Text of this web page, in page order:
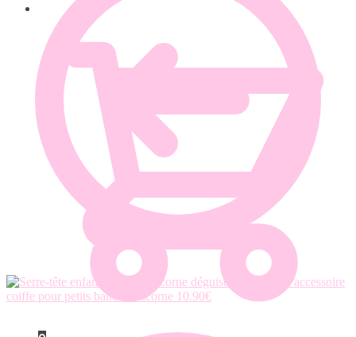
€
déguisement licorne accessoire
coiffe pour petits bandeau licorne 10.90€